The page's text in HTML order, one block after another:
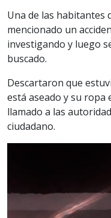
Una de las habitantes
mencionado un
investigando y luego
buscado.
Descartaron que
está aseado y su ropa
llamado a las
ciudadano.